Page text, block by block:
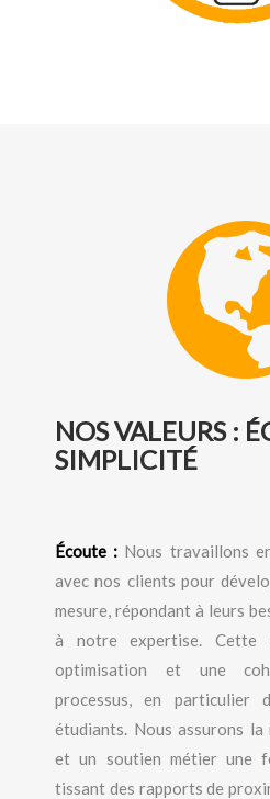
NOS VALEURS :
SIMPLICITÉ
Écoute : Nous travaillons
avec nos clients pour
mesure, répondant à leurs
à notre expertise. Cette
optimisation et une
processus, en
étudiants. Nous assurons
et un soutien métier une
tissant des rapports de